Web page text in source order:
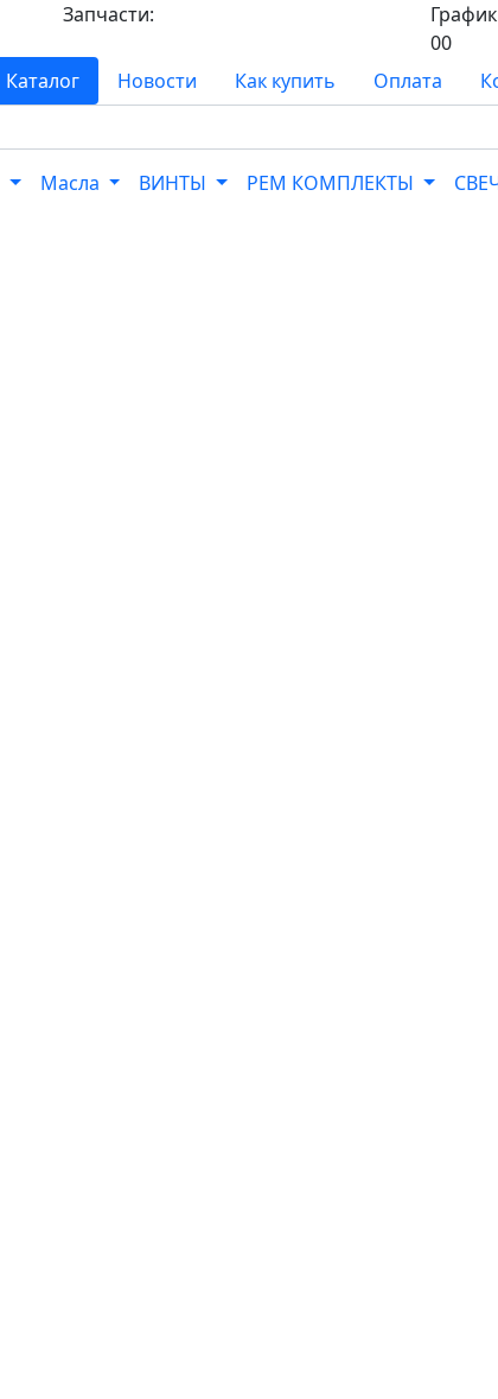
Запчасти:
00
Каталог Новости Как купить Оплата
Масла ВИНТЫ РЕМ КОМПЛЕКТЫ